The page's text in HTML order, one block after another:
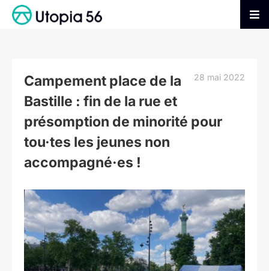
Passer
S’INFORMER
ADHÉRER
FAIRE UN DON
28 mai 2022
Campement place de la
Bastille : fin de la rue et
présomption de minorité pour
tou·tes les jeunes non
accompagné·es !
Voir
l'image
agrandie